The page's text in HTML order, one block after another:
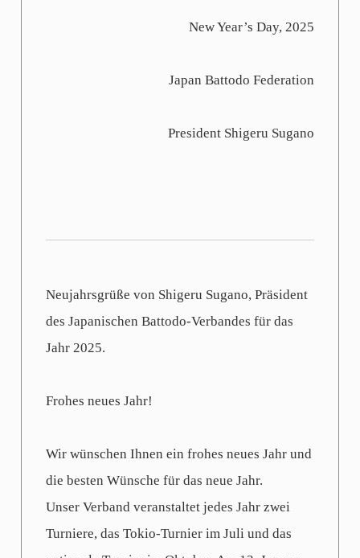
New Year’s Day, 2025
Japan Battodo Federation
President Shigeru Sugano
Neujahrsgrüße von Shigeru Sugano, Präsident
des Japanischen Battodo-Verbandes für das
Jahr 2025.
Frohes neues Jahr!
Wir wünschen Ihnen ein frohes neues Jahr und
die besten Wünsche für das neue Jahr.
Unser Verband veranstaltet jedes Jahr zwei
Turniere, das Tokio-Turnier im Juli und das